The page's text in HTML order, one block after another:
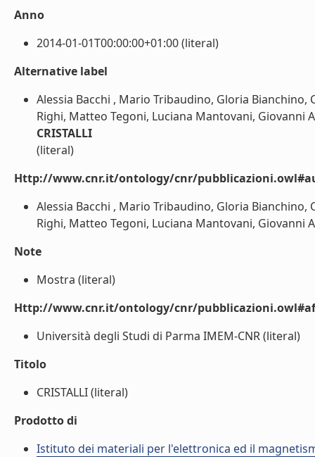
Anno
2014-01-01T00:00:00+01:00 (literal)
Alternative label
Alessia Bacchi , Mario Tribaudino, Gloria
Righi, Matteo Tegoni, Luciana Mantovani, Giovanni
CRISTALLI
(literal)
Http://www.cnr.it/ontology/cnr/
Alessia Bacchi , Mario Tribaudino, Gloria
Righi, Matteo Tegoni, Luciana Mantovani, Giovanni
Note
Mostra (literal)
Http://www.cnr.it/ontology/cnr/
Università degli Studi di Parma IMEM-CNR (literal)
Titolo
CRISTALLI (literal)
Prodotto di
Istituto dei materiali per l'elettronica ed il